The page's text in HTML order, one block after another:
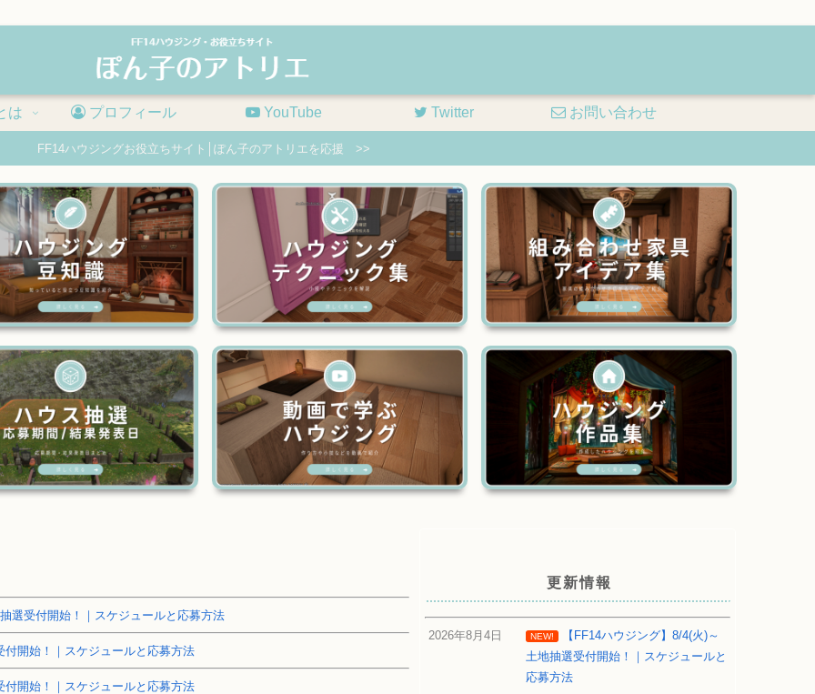
は プロフィール YouTube Twitter お問い合わせ
FF14ハウジングお役立ちサイト│ぽん子のアトリエを応援 >>
選受付開始！｜スケジュールと応募方法
開始！｜スケジュールと応募方法
開始！｜スケジュールと応募方法
更新情報
2026年8月4日 NEW!
【FF14ハウジング】8/4(火)～
土地抽選受付開始！｜スケジュールと
応募方法